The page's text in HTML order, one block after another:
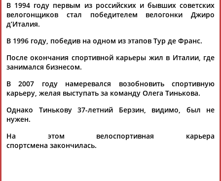
В 1994 году первым из российских и бывших советских
велогонщиков стал победителем велогонки Джиро
д’Италия.
В 1996 году, победив на одном из этапов Тур де Франс.
После окончания спортивной карьеры жил в Италии, где
занимался бизнесом.
В 2007 году намеревался возобновить спортивную
карьеру, желая выступать за команду Олега Тинькова.
Однако Тинькову 37-летний Берзин, видимо, был не
нужен.
На этом велоспортивная карьера
спортсмена закончилась.